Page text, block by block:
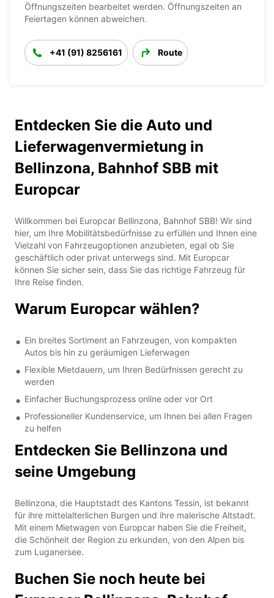
Öffnungszeiten bearbeitet werden. Öffnungszeiten an
Feiertagen können abweichen.
+41 (91) 8256161 Route
Entdecken Sie die Auto und
Lieferwagenvermietung in
Bellinzona, Bahnhof SBB mit
Europcar
Willkommen bei Europcar Bellinzona, Bahnhof SBB! Wir sind
hier, um Ihre Mobilitätsbedürfnisse zu erfüllen und Ihnen eine
Vielzahl von Fahrzeugoptionen anzubieten, egal ob Sie
geschäftlich oder privat unterwegs sind. Mit Europcar
können Sie sicher sein, dass Sie das richtige Fahrzeug für
Ihre Reise finden.
Warum Europcar wählen?
Ein breites Sortiment an Fahrzeugen, von kompakten
Autos bis hin zu geräumigen Lieferwagen
Flexible Mietdauern, um Ihren Bedürfnissen gerecht zu
werden
Einfacher Buchungsprozess online oder vor Ort
Professioneller Kundenservice, um Ihnen bei allen Fragen
zu helfen
Entdecken Sie Bellinzona und
seine Umgebung
Bellinzona, die Hauptstadt des Kantons Tessin, ist bekannt
für ihre mittelalterlichen Burgen und ihre malerische Altstadt.
Mit einem Mietwagen von Europcar haben Sie die Freiheit,
die Schönheit der Region zu erkunden, von den Alpen bis
zum Luganersee.
Buchen Sie noch heute bei